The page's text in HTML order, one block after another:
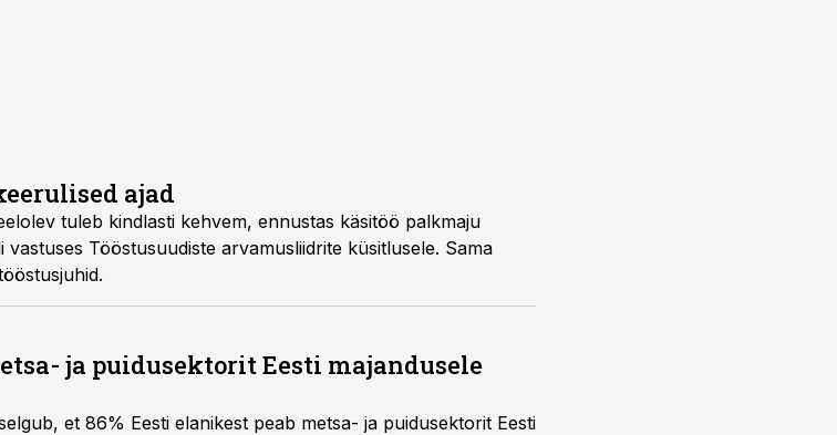
ajad
tuleb kindlasti kehvem, ennustas käsitöö palkmaju
Tööstusuudiste arvamusliidrite küsitlusele. Sama
ja puidusektorit Eesti majandusele
et 86% Eesti elanikest peab metsa- ja puidusektorit Eesti